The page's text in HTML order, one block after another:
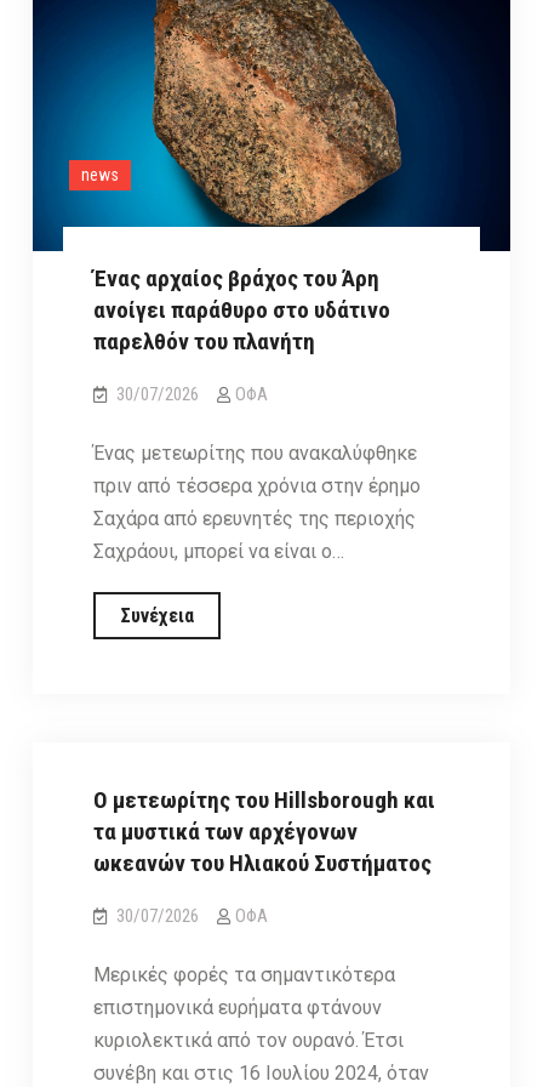
βροχή
διαττόντων
του
καλοκαιριού
news
Ένας αρχαίος βράχος του Άρη
ανοίγει παράθυρο στο υδάτινο
παρελθόν του πλανήτη
30/07/2026 ΟΦΑ
Ένας μετεωρίτης που ανακαλύφθηκε
πριν από τέσσερα χρόνια στην έρημο
Σαχάρα από ερευνητές της περιοχής
Σαχράουι, μπορεί να είναι ο…
ΣυνέχειαΈνας
αρχαίος
παράθυρο
στο
υδάτινο
παρελθόν
πλανήτη
Ο μετεωρίτης του Hillsborough και
τα μυστικά των αρχέγονων
ωκεανών του Ηλιακού Συστήματος
30/07/2026 ΟΦΑ
Μερικές φορές τα σημαντικότερα
επιστημονικά ευρήματα φτάνουν
κυριολεκτικά από τον ουρανό. Έτσι
συνέβη και στις 16 Ιουλίου 2024, όταν